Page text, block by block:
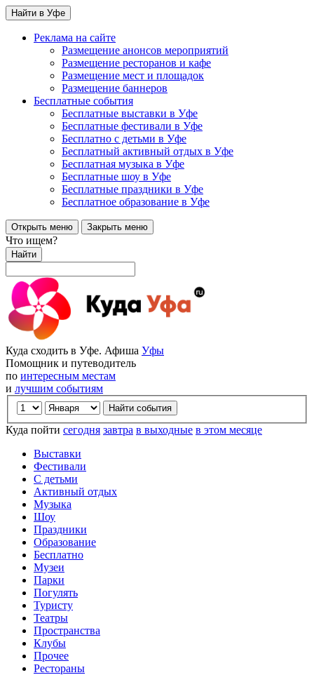
Найти в Уфе
Реклама на сайте
Размещение анонсов мероприятий
Размещение ресторанов и кафе
Размещение мест и площадок
Размещение баннеров
Бесплатные события
Бесплатные выставки в Уфе
Бесплатные фестивали в Уфе
Бесплатно с детьми в Уфе
Бесплатный активный отдых в Уфе
Бесплатная музыка в Уфе
Бесплатные шоу в Уфе
Бесплатные праздники в Уфе
Бесплатное образование в Уфе
Открыть меню Закрыть меню
Что ищем?
Найти
Куда сходить в Уфе. Афиша Уфы
Помощник и путеводитель
по интересным местам
и лучшим событиям
Куда пойти сегодня завтра в выходные в этом месяце
Выставки
Фестивали
С детьми
Активный отдых
Музыка
Шоу
Праздники
Образование
Бесплатно
Музеи
Парки
Погулять
Туристу
Театры
Пространства
Клубы
Прочее
Рестораны